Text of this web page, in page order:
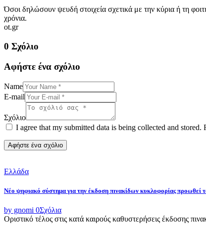
Όσοι δηλώσουν ψευδή στοιχεία σχετικά με την κύρια ή τη
χρόνια.
ot.gr
0 Σχόλιο
Αφήστε ένα σχόλιο
Name
E-mail
Σχόλιο
I agree that my submitted data is being collected and
Ελλάδα
Νέο ψηφιακό σύστημα για την έκδοση πινακίδων κυκλοφορίας
by gnomi 0Σχόλια
Οριστικό τέλος στις κατά καιρούς καθυστερήσεις έκδοσης